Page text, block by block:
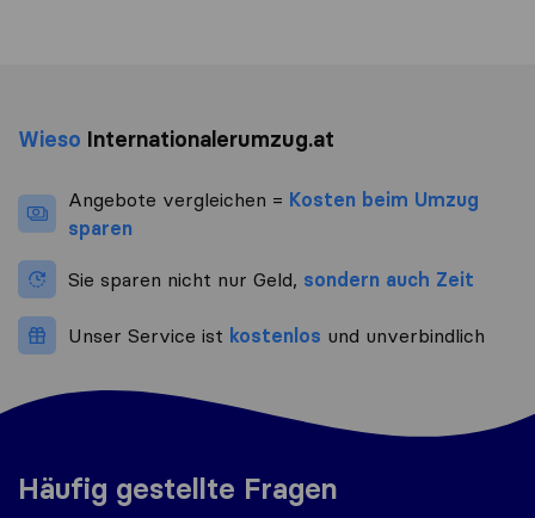
Wieso Internationalerumzug.at
Angebote vergleichen = Kosten beim Umzug
sparen
Sie sparen nicht nur Geld, sondern auch Zeit
Unser Service ist kostenlos und unverbindlich
Häufig gestellte Fragen